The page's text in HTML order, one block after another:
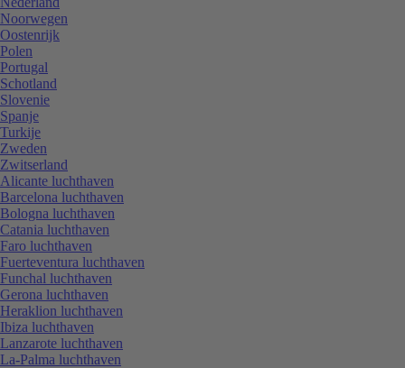
Noorwegen
Oostenrijk
Polen
Portugal
Schotland
Slovenie
Spanje
Turkije
Zweden
Zwitserland
Alicante luchthaven
Barcelona luchthaven
Bologna luchthaven
Catania luchthaven
Faro luchthaven
Fuerteventura luchthaven
Funchal luchthaven
Gerona luchthaven
Heraklion luchthaven
Ibiza luchthaven
Lanzarote luchthaven
La-Palma luchthaven